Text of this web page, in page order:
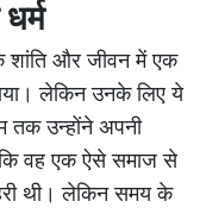
शांति और जीवन में एक
लेकिन उनके लिए ये
तक उन्होंने अपनी
वह एक ऐसे समाज से
थी। लेकिन समय के